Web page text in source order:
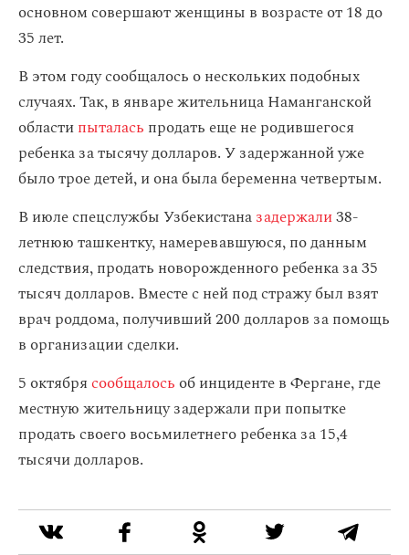
основном совершают женщины в возрасте от 18 до
35 лет.
В этом году сообщалось о нескольких подобных
случаях. Так, в январе жительница Наманганской
областипыталась продать еще не родившегося
ребенка за тысячу долларов. У задержанной уже
было трое детей, и она была беременна четвертым.
В июле спецслужбы Узбекистаназадержали38-
летнюю ташкентку, намеревавшуюся, по данным
следствия, продать новорожденного ребенка за 35
тысяч долларов. Вместе с ней под стражу был взят
врач роддома, получивший 200 долларов за помощь
в организации сделки.
5 октябрясообщалось об инциденте в Фергане, где
местную жительницу задержали при попытке
продать своего восьмилетнего ребенка за 15,4
тысячи долларов.